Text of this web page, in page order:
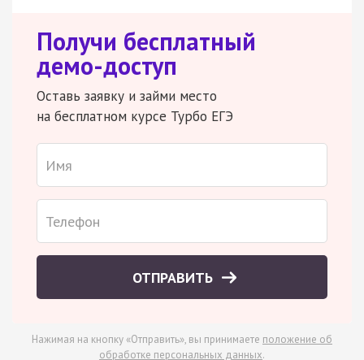
Получи бесплатный
демо-доступ
Оставь заявку и займи место
на бесплатном курсе Турбо ЕГЭ
ОТПРАВИТЬ
Нажимая на кнопку «Отправить», вы принимаете положение об
обработке персональных данных.